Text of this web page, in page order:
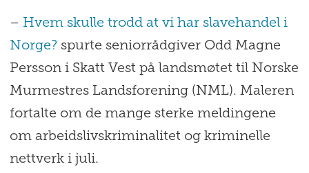
– Hvem skulle trodd at vi har slavehandel i
Norge? spurte seniorrådgiver Odd Magne
Persson i Skatt Vest på landsmøtet til Norske
Murmestres Landsforening (NML). Maleren
fortalte om de mange sterke meldingene
om arbeidslivskriminalitet og kriminelle
nettverk i juli.